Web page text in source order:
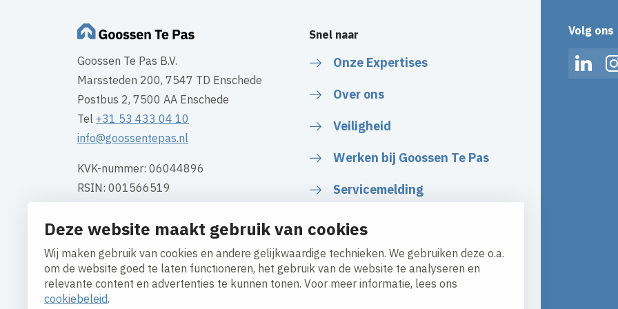
Deze website maakt gebruik van cookies
Wij maken gebruik van cookies en andere gelijkwaardige technieken. We gebruiken deze o.a.
om de website goed te laten functioneren, het gebruik van de website te analyseren en
relevante content en advertenties te kunnen tonen. Voor meer informatie, lees ons
cookiebeleid.
Goossen Te Pas B.V.
Marssteden 200, 7547 TD Enschede
Postbus 2, 7500 AA Enschede
Tel +31 53 433 04 10
info@goossentepas.nl
KVK-nummer: 06044896
RSIN: 001566519
Bank: NL 35 INGB 065 224 0194
Contact
Snel naar
Onze Expertises
Over ons
Veiligheid
Werken bij Goossen Te Pas
Servicemelding
Volg ons